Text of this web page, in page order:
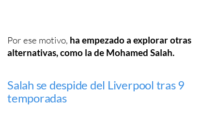
Por ese motivo, ha empezado a explorar otras
alternativas, como la de Mohamed Salah.
Salah se despide del Liverpool tras 9
temporadas